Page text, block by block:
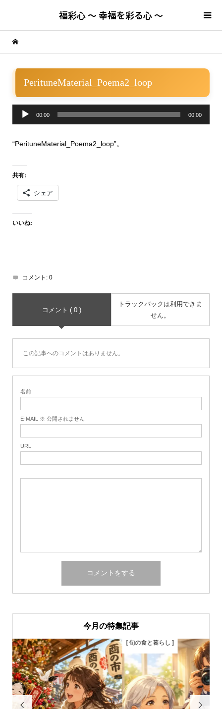
福彩心 ～ 幸福を彩る心 ～
PerituneMaterial_Poema2_loop
プ
ー
00:00 00:00
“PerituneMaterial_Poema2_loop”。
共有:
シェア
いいね:
コメント: 0
コメント ( 0 )
トラックバックは利用できま
せん。
この記事へのコメントはありません。
名前
E-MAIL ※ 公開されません
URL
今月の特集記事

[ 旬の食と暮らし ]
